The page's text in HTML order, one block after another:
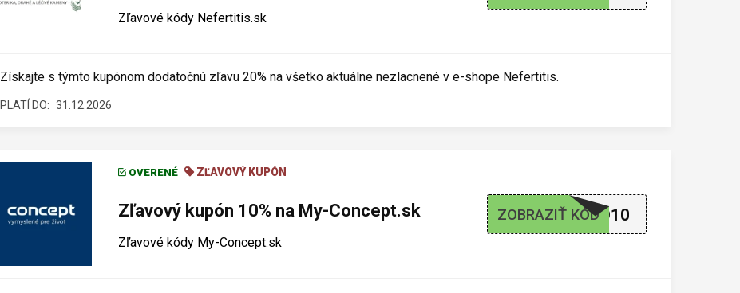
Zľavové kódy Nefertitis.sk
Získajte s týmto kupónom dodatočnú zľavu 20% na všetko aktuálne nezlacnené v e-shope Nefertitis.
PLATÍ DO: 31.12.2026
OVERENÉ ZĽAVOVÝ KUPÓN
Zľavový kupón 10% na My-Concept.sk
Zľavové kódy My-Concept.sk
ZOBRAZIŤ KÓDLETO10